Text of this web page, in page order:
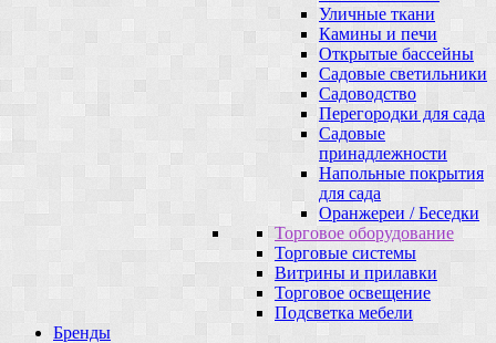
Уличные ткани
Камины и печи
Открытые бассейны
Садовые светильники
Садоводство
Перегородки для сада
Садовые
принадлежности
Напольные покрытия
для сада
Оранжереи / Беседки
Торговое оборудование
Торговые системы
Витрины и прилавки
Торговое освещение
Подсветка мебели
Бренды